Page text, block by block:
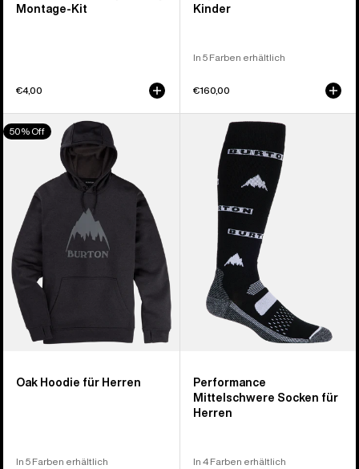
Montage-Kit
€4,00
Kinder
In 5 Farben erhältlich
€160,00
Burton
Oak
Herren
50% Off
Oak Hoodie für Herren
In 5 Farben erhältlich
Performance
Midweight
Socken
Performance
Mittelschwere Socken für
Herren
In 4 Farben erhältlich